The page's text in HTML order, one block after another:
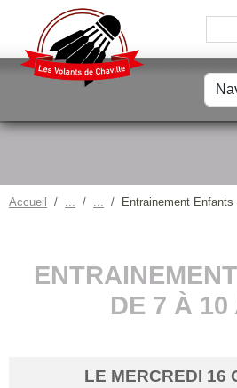
Accueil Entrainement
DE 7 À 10
LE MERCREDI 16
Panneau de gestion des cookies